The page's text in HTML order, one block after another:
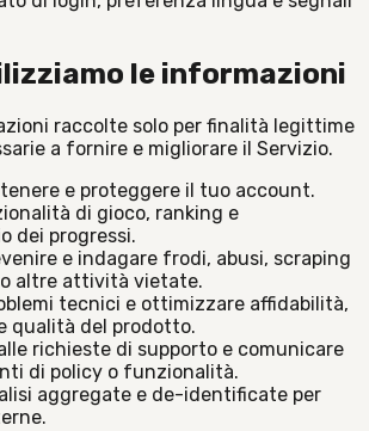
le informazioni
raccolte solo per finalità legittime
a fornire e migliorare il Servizio.
e proteggere il tuo account.
di gioco, ranking e
dei progressi.
e indagare frodi, abusi, scraping
altre attività vietate.
tecnici e ottimizzare affidabilità,
qualità del prodotto.
richieste di supporto e comunicare
di policy o funzionalità.
aggregate e de-identificate per